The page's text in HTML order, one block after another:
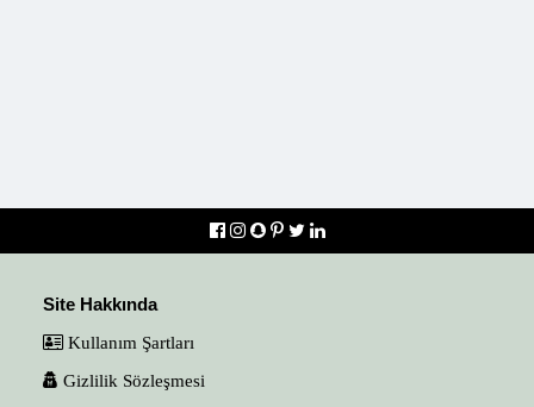
Site Hakkında
Kullanım Şartları
Gizlilik Sözleşmesi